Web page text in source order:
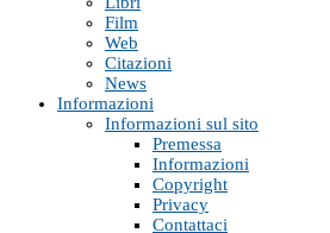
Film
Web
Citazioni
News
Informazioni
Informazioni sul sito
Premessa
Informazioni
Copyright
Privacy
Contattaci